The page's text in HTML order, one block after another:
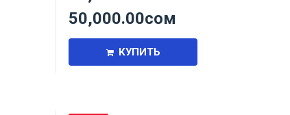
50,000.00сом
КУПИТЬ